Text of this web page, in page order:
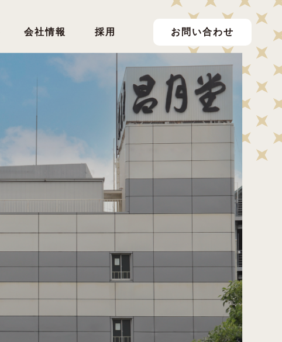
会社情報 採用 お問い合わせ